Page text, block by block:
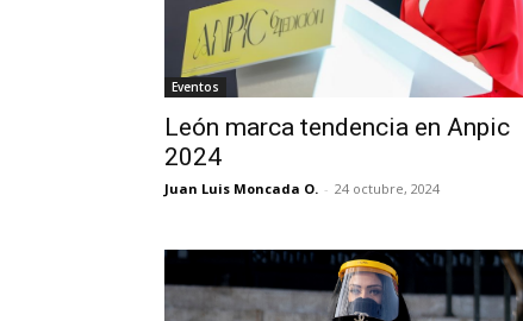
Eventos
León marca tendencia en Anpic
2024
Juan Luis Moncada O. - 24 octubre, 2024